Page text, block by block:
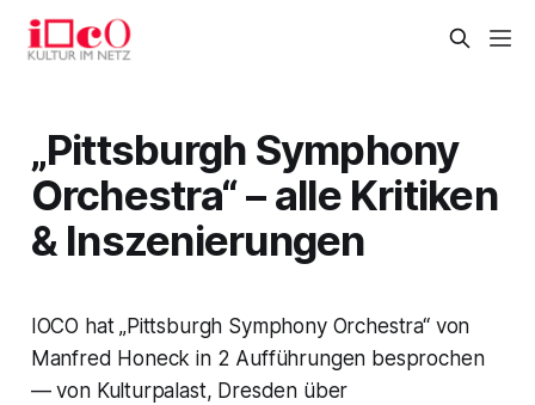
„Pittsburgh Symphony
Orchestra“ – alle Kritiken
& Inszenierungen
IOCO hat „Pittsburgh Symphony Orchestra“ von
Manfred Honeck in 2 Aufführungen besprochen
— von Kulturpalast, Dresden über